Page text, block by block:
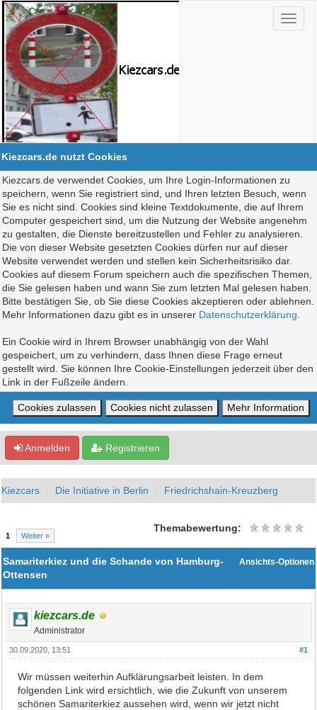
Kiezcars.de nutzt Cookies
Kiezcars.de verwendet Cookies, um Ihre Login-Informationen zu
speichern, wenn Sie registriert sind, und Ihren letzten Besuch, wenn
Sie es nicht sind. Cookies sind kleine Textdokumente, die auf Ihrem
Computer gespeichert sind, um die Nutzung der Website angenehm
zu gestalten, die Dienste bereitzustellen und Fehler zu analysieren.
Die von dieser Website gesetzten Cookies dürfen nur auf dieser
Website verwendet werden und stellen kein Sicherheitsrisiko dar.
Cookies auf diesem Forum speichern auch die spezifischen Themen,
die Sie gelesen haben und wann Sie zum letzten Mal gelesen haben.
Bitte bestätigen Sie, ob Sie diese Cookies akzeptieren oder ablehnen.
Mehr Informationen dazu gibt es in unserer Datenschutzerklärung
Ein Cookie wird in Ihrem Browser unabhängig von der Wahl
gespeichert, um zu verhindern, dass Ihnen diese Frage erneut
gestellt wird. Sie können Ihre Cookie-Einstellungen jederzeit über den
Link in der Fußzeile ändern.
Anmelden Registrieren
Kiezcars Die Initiative in Berlin Friedrichshain-Kreuzberg
1 Weiter »
Themabewertung:
Ansichts-Optionen
Samariterkiez und die Schande von Hamburg-
Ottensen
kiezcars.de
Administrator
#1
30.09.2020, 13:51
Wir müssen weiterhin Aufklärungsarbeit leisten. In dem
folgenden Link wird ersichtlich, wie die Zukunft von unserem
schönen Samariterkiez aussehen wird, wenn wir jetzt nicht